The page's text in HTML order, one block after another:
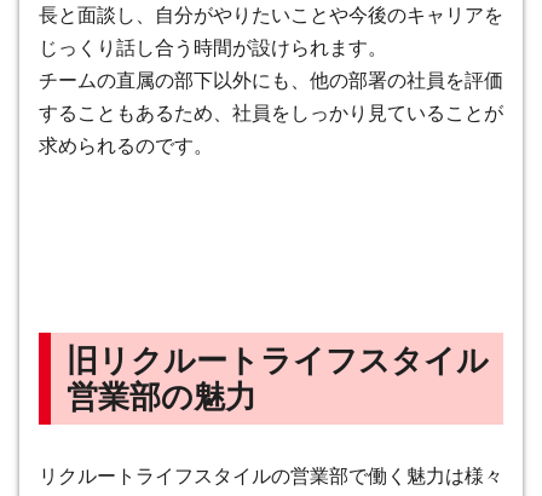
長と面談し、自分がやりたいことや今後のキャリアを
じっくり話し合う時間が設けられます。
チームの直属の部下以外にも、他の部署の社員を評価
することもあるため、社員をしっかり見ていることが
求められるのです。
旧リクルートライフスタイル
営業部の魅力
リクルートライフスタイルの営業部で働く魅力は様々